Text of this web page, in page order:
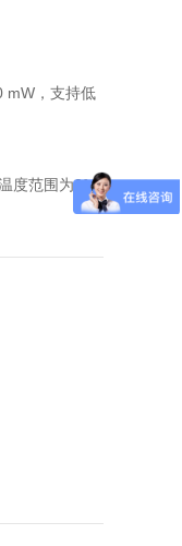
mW，支持低
度范围为0°C